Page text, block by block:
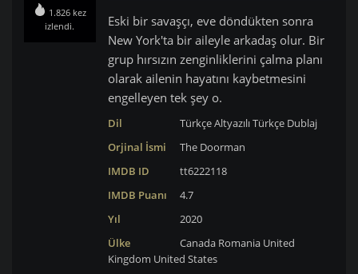
1.826 kez
izlendi.
Eski bir savaşçı, eve döndükten sonra
New York'ta bir aileyle arkadaş olur. Bir
grup hırsızın zenginliklerini çalma planı
olarak ailenin hayatını kaybetmesini
engelleyen tek şey o.
Dil Türkçe AltyazılıTürkçe Dublaj
Orjinal İsmi
The Doorman
IMDB ID
tt6222118
IMDB Puanı
4.7
Yıl
2020
Ülke
Canada Romania United
Kingdom United States